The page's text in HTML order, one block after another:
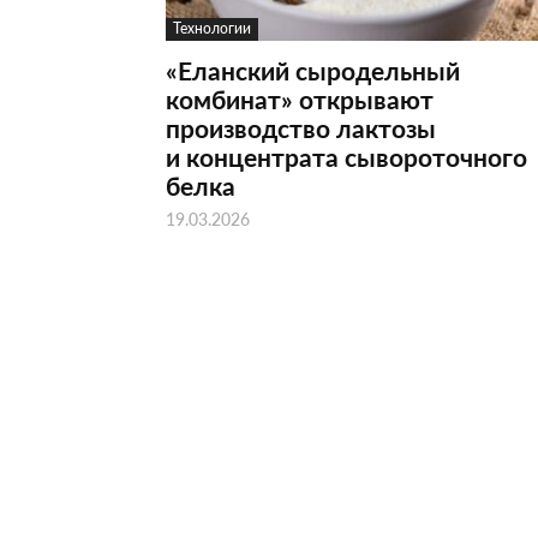
Технологии
«Еланский сыродельный
комбинат» открывают
производство лактозы
и концентрата сывороточного
белка
19.03.2026